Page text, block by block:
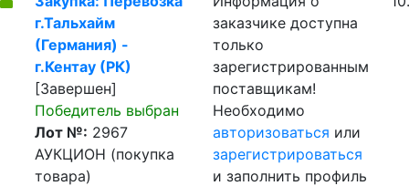
г.Тальхайм
(Германия) -
г.Кентау (РК)
[Завершен]
Победитель выбран
Лот №: 2967
АУКЦИОН (покупка
товара)
заказчике доступна
только
зарегистрированным
поставщикам!
Необходимо
авторизоваться или
зарегистрироваться
и заполнить профиль